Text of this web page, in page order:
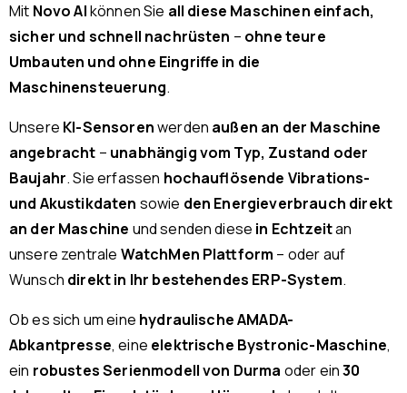
Mit Novo AIkönnen Sie all diese Maschinen einfach,
sicher und schnell nachrüsten – ohne teure
Umbauten und ohne Eingriffe in die
Maschinensteuerung.
Unsere KI-Sensorenwerden außen an der Maschine
angebracht – unabhängig vom Typ, Zustand oder
Baujahr. Sie erfassen hochauflösende Vibrations-
und Akustikdaten sowie den Energieverbrauch direkt
an der Maschine und senden diese in Echtzeitan
unsere zentrale WatchMen Plattform – oder auf
Wunsch direkt in Ihr bestehendes ERP-System.
Ob es sich um eine hydraulische AMADA-
Abkantpresse, eine elektrische Bystronic-Maschine,
ein robustes Serienmodell von Durma oder ein30